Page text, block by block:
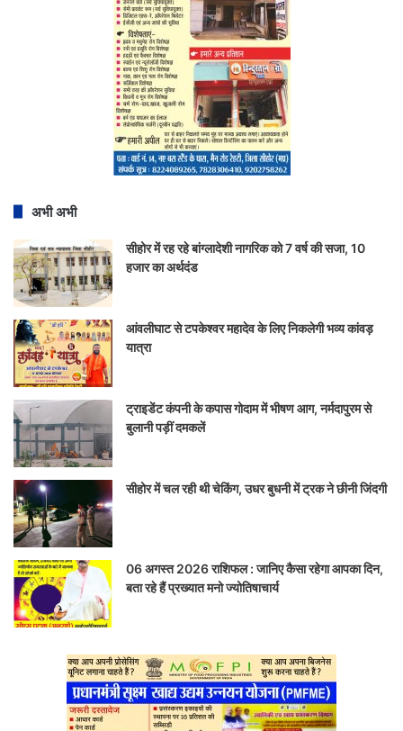
अभी अभी
सीहोर में रह रहे बांग्लादेशी नागरिक को 7 वर्ष की सजा, 10
हजार का अर्थदंड
आंवलीघाट से टपकेश्वर महादेव के लिए निकलेगी भव्य कांवड़
यात्रा
ट्राइडेंट कंपनी के कपास गोदाम में भीषण आग, नर्मदापुरम से
बुलानी पड़ीं दमकलें
सीहोर में चल रही थी चेकिंग, उधर बुधनी में ट्रक ने छीनी जिंदगी
06 अगस्त 2026 राशिफल : जानिए कैसा रहेगा आपका दिन,
बता रहे हैं प्रख्यात मनो ज्योतिषाचार्य